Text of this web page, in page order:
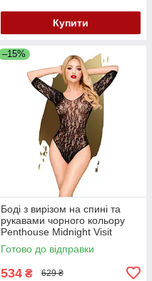
Купити
–15%
Боді з вирізом на спині та
рукавами чорного кольору
Penthouse Midnight Visit
розміри S L Кайф
Готово до відправки
534 ₴ 629 ₴